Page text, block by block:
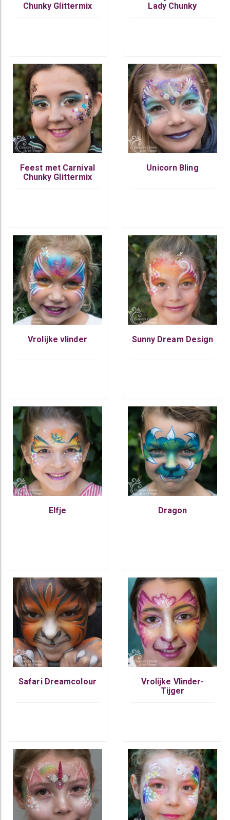
Chunky Glittermix
Lady Chunky
Feest met Carnival
Chunky Glittermix
Unicorn Bling
Vrolijke vlinder Sunny Dream Design
Elfje Dragon
Safari Dreamcolour
Vrolijke Vlinder-
Tijger